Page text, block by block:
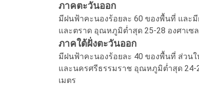
ภาคตะวันออก
มีฝนฟ้าคะนองร้อยละ 60 ของพื้นที่ และ
และตราด อุณหภูมิต่ำสุด 25-28 องศาเซ
ภาคใต้ฝั่งตะวันออก
มีฝนฟ้าคะนองร้อยละ 40 ของพื้นที่ ส่วน
และนครศรีธรรมราช อุณหภูมิต่ำสุด 24-
เมตร